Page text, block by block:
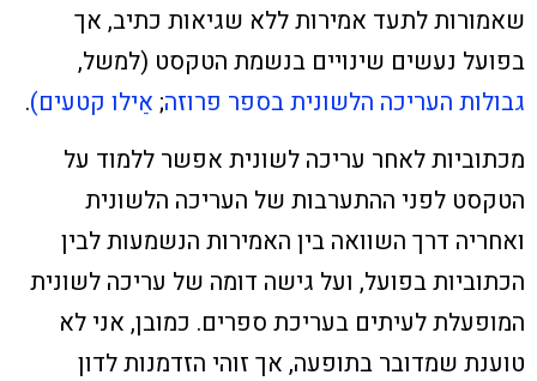
שאמורות לתעד אמירות ללא שגיאות כתיב, אך
בפועל נעשים שינויים בנשמת הטקסט (למשל,
גבולות העריכה הלשונית בספר פרוזה; אֵילו קטעים).
מכתוביות לאחר עריכה לשונית אפשר ללמוד על
הטקסט לפני ההתערבות של העריכה הלשונית
ואחריה דרך השוואה בין האמירות הנשמעות לבין
הכתוביות בפועל, ועל גישה דומה של עריכה לשונית
המופעלת לעיתים בעריכת ספרים. כמובן, אני לא
טוענת שמדובר בתופעה, אך זוהי הזדמנות לדון